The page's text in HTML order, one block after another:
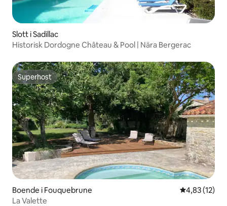
Slott i Sadillac
Historisk Dordogne Château & Pool | Nära Bergerac
Superhost
Superhost
Boende i Fouquebrune 4,83 av 5 i
4,83 (12)
La Valette